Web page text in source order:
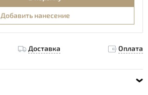
Добавить нанесение
Доставка Оплата